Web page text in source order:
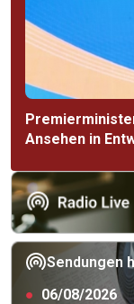
Ansehen in
Sendungen
● 06/08/2026